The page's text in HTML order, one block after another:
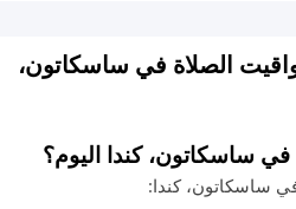
الصلاة في ساسكاتون،
ساسكاتون، كندا اليوم؟
ساسكاتون، كندا: